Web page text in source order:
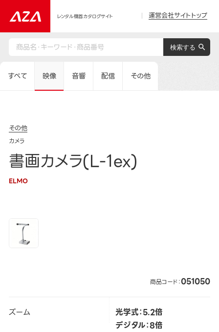
レンタル機器カタログサイト 運営会社サイトトップ
すべて 映像 音響 配信 その他
その他
カメラ
書画カメラ(L-1ex)
ELMO
商品コード：051050
ズーム
光学式：5.2倍
デジタル：8倍